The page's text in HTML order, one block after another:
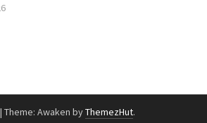
| Theme: Awaken byThemezHut.